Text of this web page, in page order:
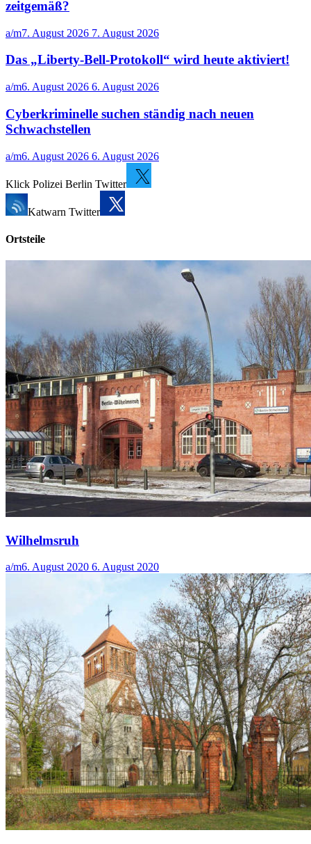
zeitgemäß?
a/m7. August 2026 7. August 2026
Das „Liberty-Bell-Protokoll“ wird heute aktiviert!
a/m6. August 2026 6. August 2026
Cyberkriminelle suchen ständig nach neuen
Schwachstellen
a/m6. August 2026 6. August 2026
Klick Polizei Berlin Twitter
Katwarn Twitter
Ortsteile
Wilhelmsruh
a/m6. August 2020 6. August 2020